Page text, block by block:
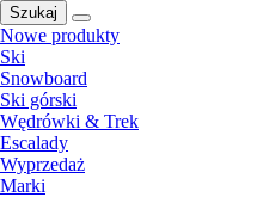
Szukaj
Nowe produkty
Ski
Snowboard
Ski górski
Wędrówki & Trek
Escalady
Wyprzedaż
Marki